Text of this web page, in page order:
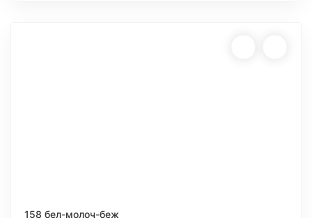
158 бел-молоч-беж